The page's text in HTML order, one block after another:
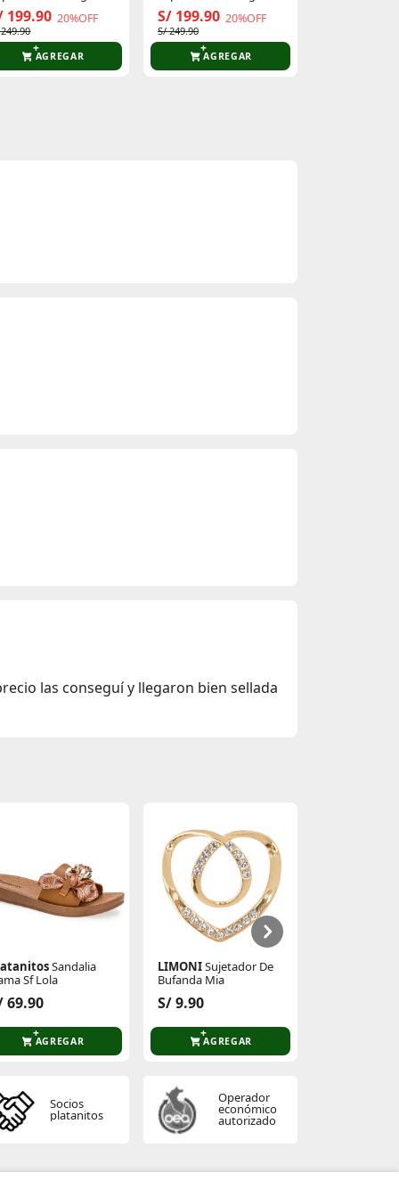
Charged
2
199.90 20%OFF
AGREGAR
Hombre Charged
Verssert 2
S/ 199.90 20%OFF
S/ 249.90
AGREGAR
las conseguí y llegaron bien sellada
Sandalia
Sf Lola
69.90
AGREGAR
LIMONISujetador De
Bufanda Mia
S/ 9.90
AGREGAR
Socios
platanitos
Operador
económico
autorizado